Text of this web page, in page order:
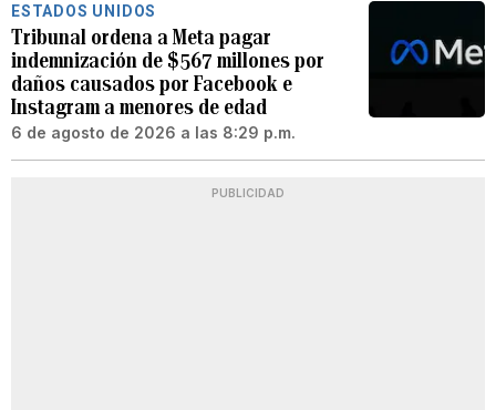
ESTADOS UNIDOS
Tribunal ordena a Meta pagar
indemnización de $567 millones por
daños causados por Facebook e
Instagram a menores de edad
6 de agosto de 2026 a las 8:29 p.m.
PUBLICIDAD